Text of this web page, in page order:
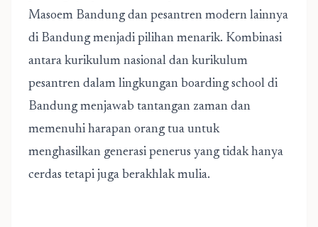
Masoem Bandung dan pesantren modern lainnya
di Bandung menjadi pilihan menarik. Kombinasi
antara kurikulum nasional dan kurikulum
pesantren dalam lingkungan boarding school di
Bandung menjawab tantangan zaman dan
memenuhi harapan orang tua untuk
menghasilkan generasi penerus yang tidak hanya
cerdas tetapi juga berakhlak mulia.